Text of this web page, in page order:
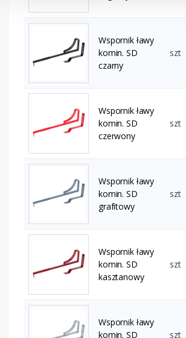
Wspornik ławy
komin. SD
czarny
szt
Wspornik ławy
komin. SD
czerwony
szt
Wspornik ławy
komin. SD
grafitowy
szt
Wspornik ławy
komin. SD
kasztanowy
szt
Wspornik ławy
komin. SD
szt